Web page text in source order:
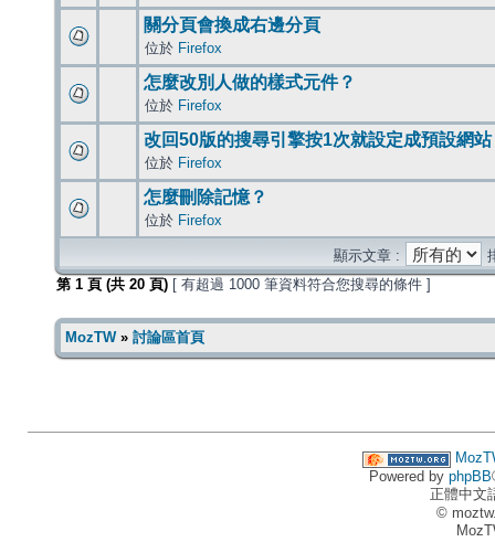
關分頁會換成右邊分頁
位於 Firefox
怎麼改別人做的樣式元件？
位於 Firefox
改回50版的搜尋引擎按1次就設定成預設網站
位於 Firefox
怎麼刪除記憶？
位於 Firefox
顯示文章 :
第 1 頁 (共 20 頁) [ 有超過 1000 筆資料符合您搜尋的條件 ]
MozTW» 討論區首頁
Powered by phpBB
正體中文
©